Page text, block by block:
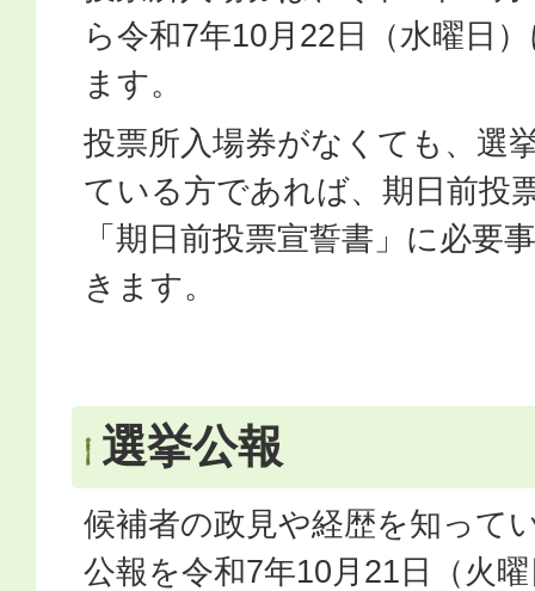
ら令和7年10月22日（水曜日
ます。
投票所入場券がなくても、選
ている方であれば、期日前投
「期日​前投票宣誓書」に必要
きます。​
選挙公報
候補者の政見や経歴を知って
公報を令和7年10月21日（火